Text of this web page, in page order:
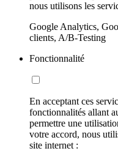
nous utilisons les
Google Analytics,
clients, A/B-Testing
Fonctionnalité
En acceptant ces
fonctionnalités allant
permettre une
votre accord, nous
site internet :